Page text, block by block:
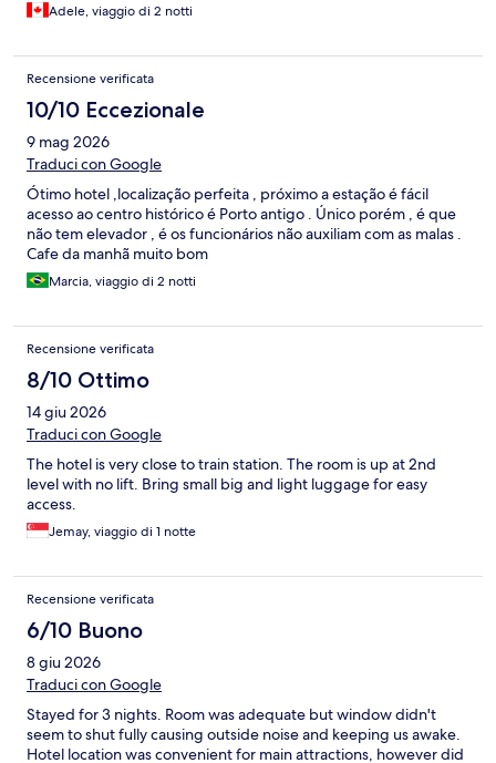
Adele, viaggio di 2 notti
Recensione verificata
10/10 Eccezionale
9 mag 2026
Traduci con Google
Ótimo hotel ,localização perfeita , próximo a estação é fácil
acesso ao centro histórico é Porto antigo . Único porém , é que
não tem elevador , é os funcionários não auxiliam com as malas .
Cafe da manhã muito bom
Marcia, viaggio di 2 notti
Recensione verificata
8/10 Ottimo
14 giu 2026
Traduci con Google
The hotel is very close to train station. The room is up at 2nd
level with no lift. Bring small big and light luggage for easy
access.
Jemay, viaggio di 1 notte
Recensione verificata
6/10 Buono
8 giu 2026
Traduci con Google
Stayed for 3 nights. Room was adequate but window didn't
seem to shut fully causing outside noise and keeping us awake.
Hotel location was convenient for main attractions, however did